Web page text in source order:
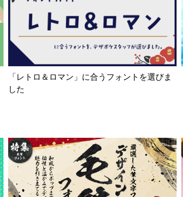
「レトロ＆ロマン」に合うフォントを選びま
した